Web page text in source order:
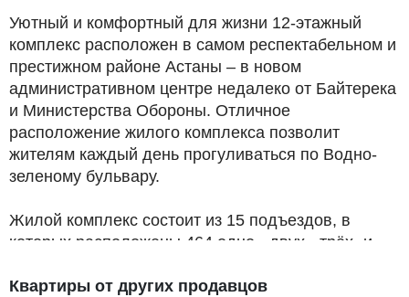
Уютный и комфортный для жизни 12-этажный
комплекс расположен в самом респектабельном и
престижном районе Астаны – в новом
административном центре недалеко от Байтерека
и Министерства Обороны. Отличное
расположение жилого комплекса позволит
жителям каждый день прогуливаться по Водно-
зеленому бульвару.
Жилой комплекс состоит из 15 подъездов, в
которых расположены 464 одно-, двух-, трёх- и
площадей и планировок.
Квартиры от других продавцов